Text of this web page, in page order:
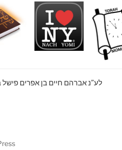
לע”נ אברהם חיים בן אפרים